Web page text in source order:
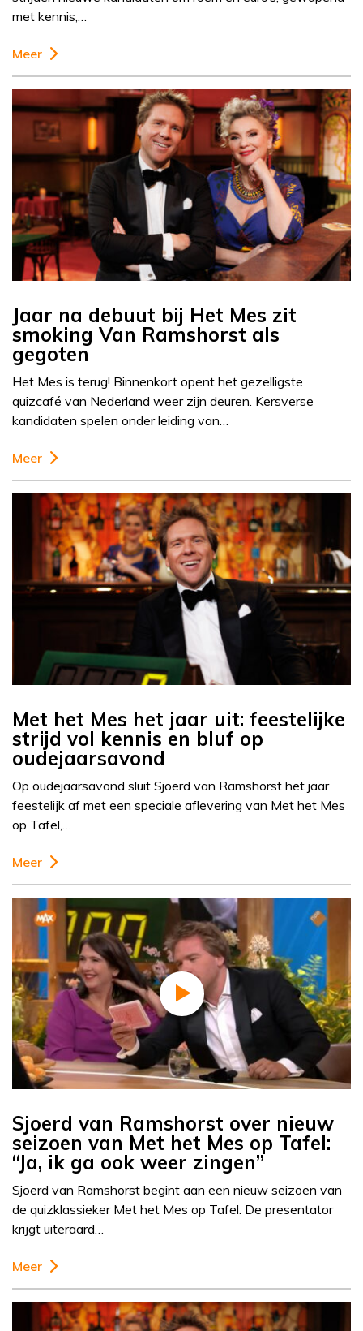
met kennis,…
Meer
Jaar na debuut bij Het Mes zit
smoking Van Ramshorst als
gegoten
Het Mes is terug! Binnenkort opent het gezelligste
quizcafé van Nederland weer zijn deuren. Kersverse
kandidaten spelen onder leiding van…
Meer
Met het Mes het jaar uit: feestelijke
strijd vol kennis en bluf op
oudejaarsavond
Op oudejaarsavond sluit Sjoerd van Ramshorst het jaar
feestelijk af met een speciale aflevering van Met het Mes
op Tafel,…
Meer
Sjoerd van Ramshorst over nieuw
seizoen van Met het Mes op Tafel:
“Ja, ik ga ook weer zingen”
Sjoerd van Ramshorst begint aan een nieuw seizoen van
de quizklassieker Met het Mes op Tafel. De presentator
krijgt uiteraard…
Meer